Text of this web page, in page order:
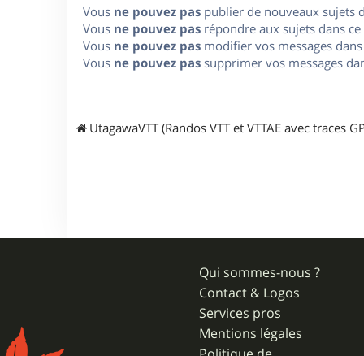
Vous ne pouvez pas publier de nouveaux sujets
Vous ne pouvez pas répondre aux sujets dans
Vous ne pouvez pas modifier vos messages
Vous ne pouvez pas supprimer vos messages
UtagawaVTT (Randos VTT et VTTAE avec traces
Qui sommes-nous ?
Contact & Logos
Services pros
Mentions légales